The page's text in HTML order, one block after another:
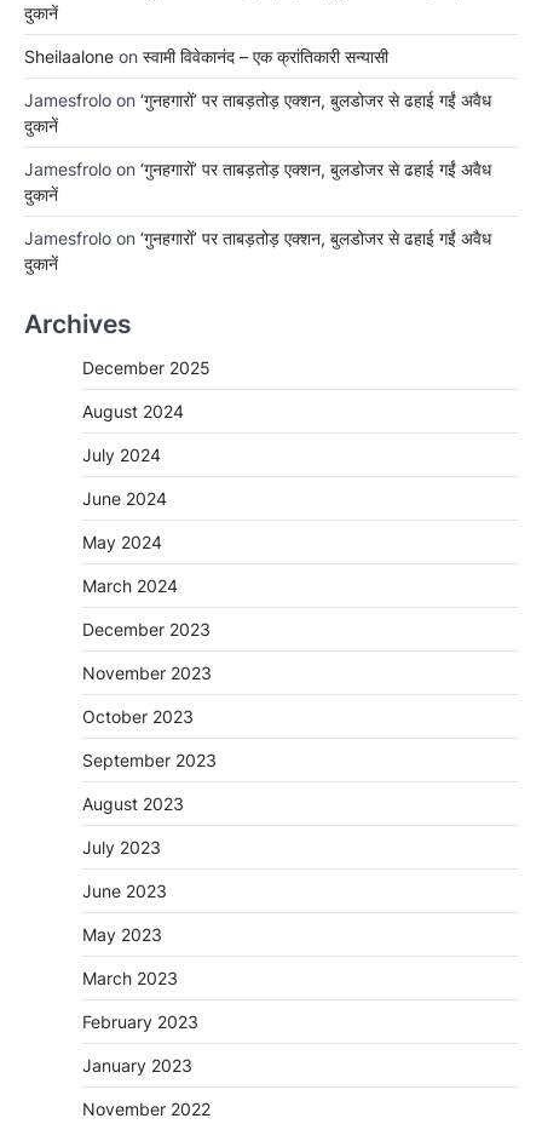
दुकानें
Sheilaalone on स्वामी विवेकानंद – एक क्रांतिकारी सन्यासी
Jamesfrolo on ‘गुनहगारों’ पर ताबड़तोड़ एक्शन, बुलडोजर से ढहाई गईं अवैध
दुकानें
Jamesfrolo on ‘गुनहगारों’ पर ताबड़तोड़ एक्शन, बुलडोजर से ढहाई गईं अवैध
दुकानें
Jamesfrolo on ‘गुनहगारों’ पर ताबड़तोड़ एक्शन, बुलडोजर से ढहाई गईं अवैध
दुकानें
Archives
December 2025
August 2024
July 2024
June 2024
May 2024
March 2024
December 2023
November 2023
October 2023
September 2023
August 2023
July 2023
June 2023
May 2023
March 2023
February 2023
January 2023
November 2022